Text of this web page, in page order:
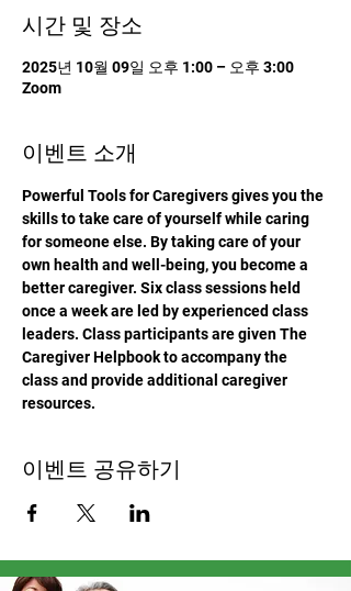
시간 및 장소
2025년 10월 09일 오후 1:00 – 오후 3:00
Zoom
이벤트 소개
Powerful Tools for Caregivers gives you the
skills to take care of yourself while caring
for someone else. By taking care of your
own health and well-being, you become a
better caregiver. Six class sessions held
once a week are led by experienced class
leaders. Class participants are given The
Caregiver Helpbook to accompany the
class and provide additional caregiver
resources.
이벤트 공유하기